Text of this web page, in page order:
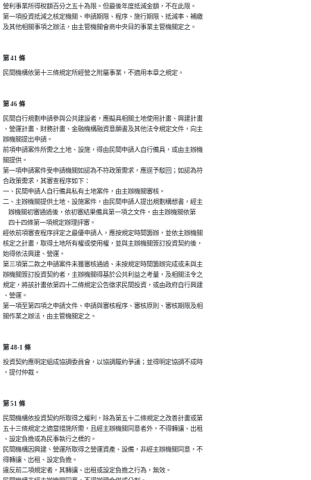
營利事業所得稅額百分之五十為限。但最後年度抵減金額，不在此限。
第一項投資抵減之核定機關、申請期限、程序、施行期限、抵減率、補繳
及其他相關事項之辦法，由主管機關會商中央目的事業主管機關定之。
第 41 條
民間機構依第十三條規定所經營之附屬事業，不適用本章之規定。
第 46 條
民間自行規劃申請參與公共建設者，應擬具相關土地使用計畫、興建計畫
、營運計畫、財務計畫、金融機構融資意願書及其他法令規定文件，向主
辦機關提出申請。
前項申請案件所需之土地、設施，得由民間申請人自行備具，或由主辦機
關提供。
第一項申請案件受申請機關如認為不符政策需求，應逕予駁回；如認為符
合政策需求，其審查程序如下：
一、民間申請人自行備具私有土地案件，由主辦機關審核。
二、主辦機關提供土地、設施案件，由民間申請人提出規劃構想書，經主
    辦機關初審通過後，依初審結果備具第一項之文件，由主辦機關依第
    四十四條第一項規定辦理評審。
經依前項審查程序評定之最優申請人，應按規定時間籌辦，並依主辦機關
核定之計畫，取得土地所有權或使用權，並與主辦機關簽訂投資契約後，
始得依法興建、營運。
第三項第二款之申請案件未獲審核通過、未按規定時間籌辦完成或未與主
辦機關簽訂投資契約者，主辦機關得基於公共利益之考量，及相關法令之
規定，將該計畫依第四十二條規定公告徵求民間投資，或由政府自行興建
、營運。
第一項至第四項之申請文件、申請與審核程序、審核原則、審核期限及相
關作業之辦法，由主管機關定之。
第 48-1 條
投資契約應明定組成協調委員會，以協調履約爭議；並得明定協調不成時
，提付仲裁。
第 51 條
民間機構依投資契約所取得之權利，除為第五十二條規定之改善計畫或第
五十三條規定之適當措施所需，且經主辦機關同意者外，不得轉讓、出租
、設定負擔或為民事執行之標的。
民間機構因興建、營運所取得之營運資產、設備，非經主辦機關同意，不
得轉讓、出租、設定負擔。
違反前二項規定者，其轉讓、出租或設定負擔之行為，無效。